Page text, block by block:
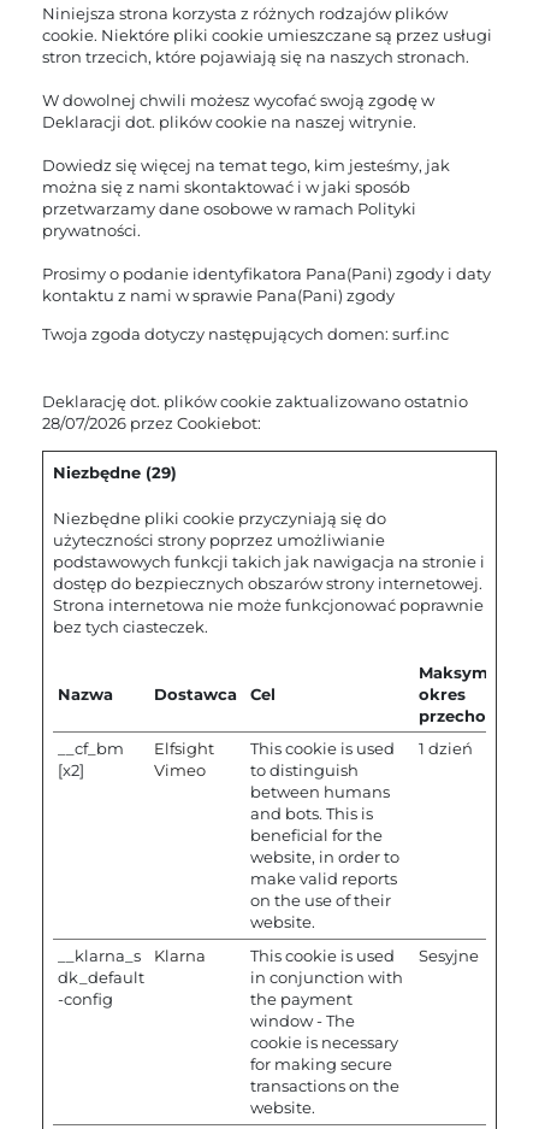
Niniejsza strona korzysta z różnych rodzajów plików
cookie. Niektóre pliki cookie umieszczane są przez usługi
stron trzecich, które pojawiają się na naszych stronach.
W dowolnej chwili możesz wycofać swoją zgodę w
Deklaracji dot. plików cookie na naszej witrynie.
Dowiedz się więcej na temat tego, kim jesteśmy, jak
można się z nami skontaktować i w jaki sposób
przetwarzamy dane osobowe w ramach Polityki
prywatności.
Prosimy o podanie identyfikatora Pana(Pani) zgody i daty
kontaktu z nami w sprawie Pana(Pani) zgody
Twoja zgoda dotyczy następujących domen: surf.inc
Deklarację dot. plików cookie zaktualizowano ostatnio
28/07/2026 przez Cookiebot:
Niezbędne (29)
Niezbędne pliki cookie przyczyniają się do
użyteczności strony poprzez umożliwianie
podstawowych funkcji takich jak nawigacja na stronie i
dostęp do bezpiecznych obszarów strony internetowej.
Strona internetowa nie może funkcjonować poprawnie
bez tych ciasteczek.
Nazwa Dostawca Cel
Maksymalny
okres
__cf_bm
[x2]
Elfsight
Vimeo
This cookie is used
to distinguish
between humans
and bots. This is
beneficial for the
website, in order to
make valid reports
on the use of their
website.
1 dzień
__klarna_s
dk_default
-config
Klarna
This cookie is used
in conjunction with
the payment
window - The
cookie is necessary
for making secure
transactions on the
website.
Sesyjne